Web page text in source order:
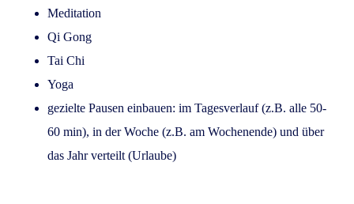
Meditation
Qi Gong
Tai Chi
Yoga
gezielte Pausen einbauen: im Tagesverlauf (z.B. alle 50-
60 min), in der Woche (z.B. am Wochenende) und über
das Jahr verteilt (Urlaube)